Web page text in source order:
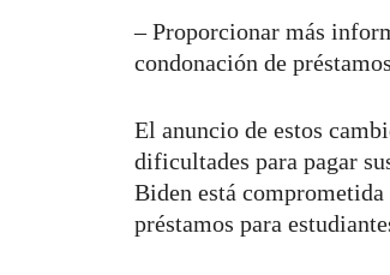
– Proporcionar más
condonación de
El anuncio de estos
dificultades para pagar
Biden está
préstamos para